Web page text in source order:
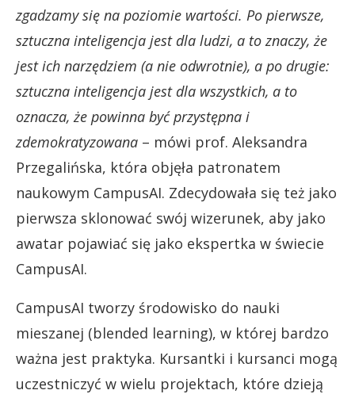
zgadzamy się na poziomie wartości. Po pierwsze,
sztuczna inteligencja jest dla ludzi, a to znaczy, że
jest ich narzędziem (a nie odwrotnie), a po drugie:
sztuczna inteligencja jest dla wszystkich, a to
oznacza, że powinna być przystępna i
zdemokratyzowana – mówi prof. Aleksandra
Przegalińska, która objęła patronatem
naukowym CampusAI. Zdecydowała się też jako
pierwsza sklonować swój wizerunek, aby jako
awatar pojawiać się jako ekspertka w świecie
CampusAI.
CampusAI tworzy środowisko do nauki
mieszanej (blended learning), w której bardzo
ważna jest praktyka. Kursantki i kursanci mogą
uczestniczyć w wielu projektach, które dzieją